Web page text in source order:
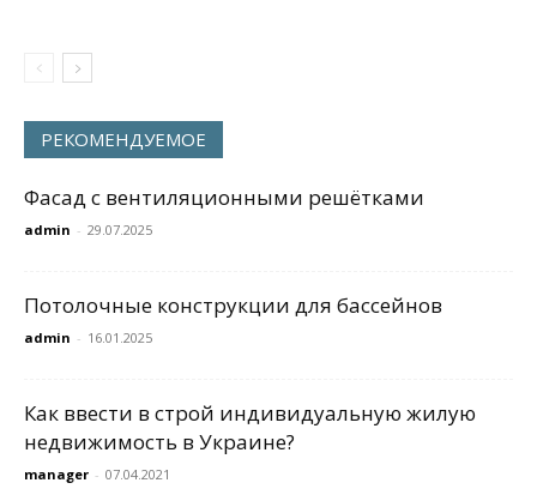
РЕКОМЕНДУЕМОЕ
Фасад с вентиляционными решётками
admin - 29.07.2025
Потолочные конструкции для бассейнов
admin - 16.01.2025
Как ввести в строй индивидуальную жилую
недвижимость в Украине?
manager - 07.04.2021